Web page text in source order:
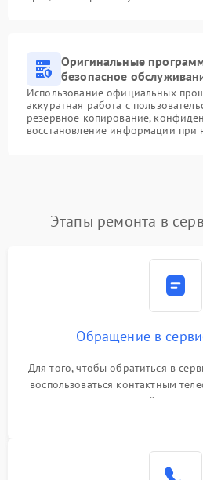
Оригинальные
безопасное
Использование официальных
аккуратная работа с
резервное копирование,
восстановление информации при
Этапы ремонта в
Обращение в
Для того, чтобы обратиться в
воспользоваться контактным
или оставить свой номер